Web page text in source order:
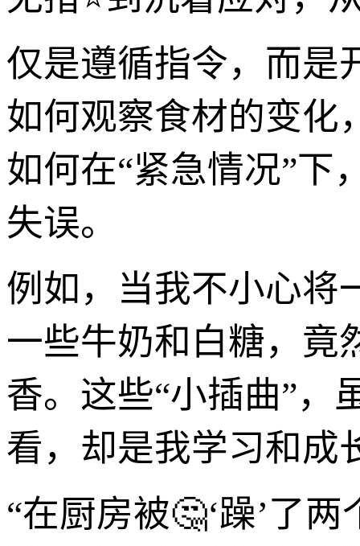
仅是遵循指令，而是
如何观察食材的变化
如何在“紧急情况”下
失误。
例如，当我不小心将
一些牛奶和白糖，竟
香。这些“小插曲”，
看，却是我学习和成
“在厨房被🤔‘躁’了